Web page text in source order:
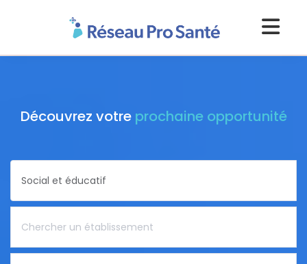
Découvrez votre prochaine opportunité